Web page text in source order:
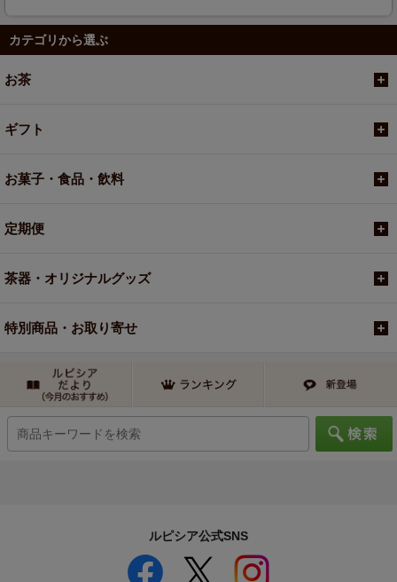
カテゴリから選ぶ
お茶
ギフト
お菓子・食品・飲料
定期便
茶器・オリジナルグッズ
特別商品・お取り寄せ
ルピシア公式SNS